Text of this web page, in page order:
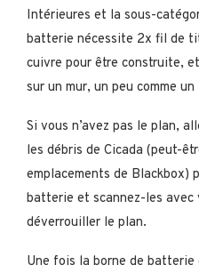
Intérieures et la sous-
batterie nécessite 2x fil de
cuivre pour être construite,
sur un mur, un peu comme
Si vous n’avez pas le plan,
les débris de Cicada (peut-
emplacements de Blackbox)
batterie et scannez-les avec
déverrouiller le plan.
Une fois la borne de batterie